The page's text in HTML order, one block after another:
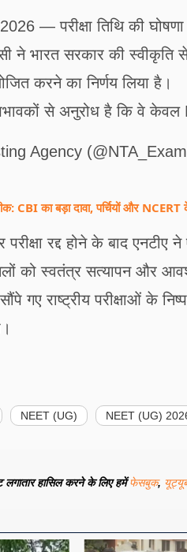
— परीक्षा तिथि की घोषणा
ने भारत सरकार की
करने का निर्णय लिया है।
से अनुरोध है कि वे
Agency
CBI का बड़ा दावा, पर्चियों और NCERT
रद्द होने के बाद
को स्वतंत्र सत्यापन और
गए राष्ट्रीय परीक्षाओं के
NEET (UG) NEET (UG)
हासिल करने के लिए हमेंफेसबुक,